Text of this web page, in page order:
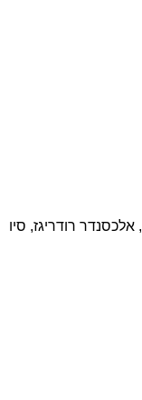
, אלכסנדר רודריגז, סיו